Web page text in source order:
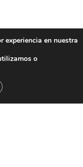
experiencia en nuestra
o